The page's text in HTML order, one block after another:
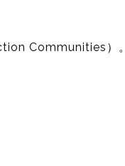
Communities）。